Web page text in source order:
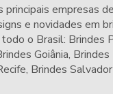
principais empresas
e novidades em
o Brasil: Brindes
Goiânia,
, Brindes Salvador